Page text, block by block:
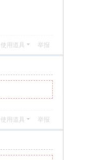
使用道具 举报
使用道具 举报